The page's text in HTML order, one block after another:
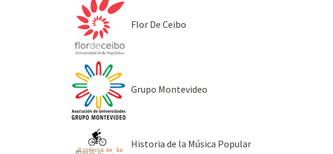
Flor De Ceibo
Grupo Montevideo
Historia de la Música Popular